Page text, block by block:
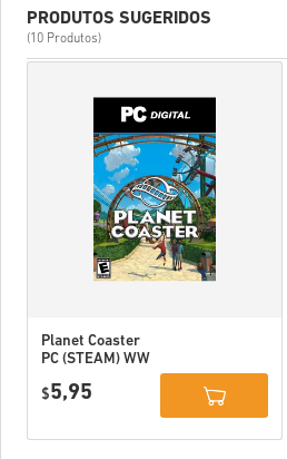
PRODUTOS SUGERIDOS
(10 Produtos)
Planet Coaster
PC (STEAM) WW
$5,95